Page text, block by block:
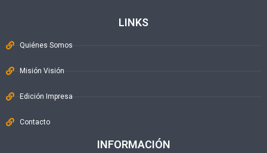
LINKS
Quiénes Somos
Misión Visión
Edición Impresa
Contacto
INFORMACIÓN